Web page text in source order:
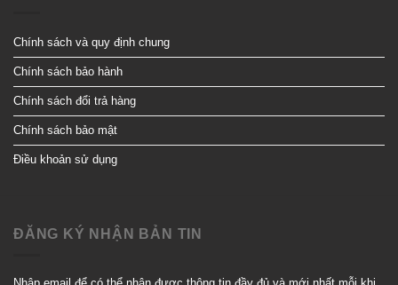
Chính sách và quy định chung
Chính sách bảo hành
Chính sách đổi trả hàng
Chính sách bảo mật
Điều khoản sử dụng
ĐĂNG KÝ NHẬN BẢN TIN